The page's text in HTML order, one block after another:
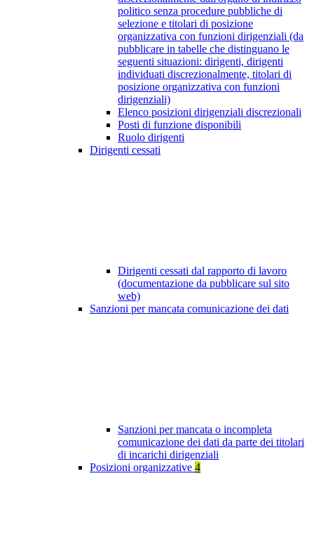
politico senza procedure pubbliche di
selezione e titolari di posizione
organizzativa con funzioni dirigenziali (da
pubblicare in tabelle che distinguano le
seguenti situazioni: dirigenti, dirigenti
individuati discrezionalmente, titolari di
posizione organizzativa con funzioni
dirigenziali)
Elenco posizioni dirigenziali discrezionali
Posti di funzione disponibili
Ruolo dirigenti
Dirigenti cessati
Dirigenti cessati dal rapporto di lavoro
(documentazione da pubblicare sul sito
web)
Sanzioni per mancata comunicazione dei dati
Sanzioni per mancata o incompleta
comunicazione dei dati da parte dei titolari
di incarichi dirigenziali
Posizioni organizzative 4